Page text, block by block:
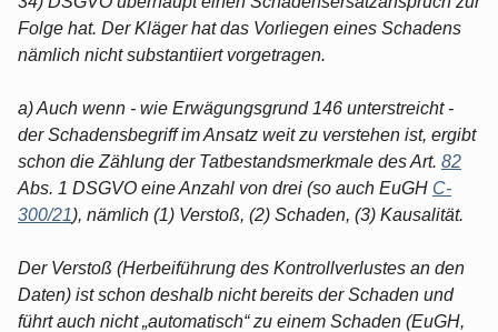
Folge hat. Der Kläger hat das Vorliegen eines Schadens
nämlich nicht substantiiert vorgetragen.
a) Auch wenn - wie Erwägungsgrund 146 unterstreicht -
der Schadensbegriff im Ansatz weit zu verstehen ist, ergibt
schon die Zählung der Tatbestandsmerkmale des Art. 82
Abs. 1 DSGVO eine Anzahl von drei (so auch EuGH C-
300/21), nämlich (1) Verstoß, (2) Schaden, (3) Kausalität.
Der Verstoß (Herbeiführung des Kontrollverlustes an den
Daten) ist schon deshalb nicht bereits der Schaden und
führt auch nicht „automatisch“ zu einem Schaden (EuGH,